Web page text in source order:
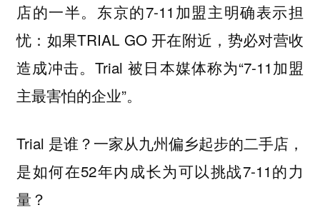
店的一半。东京的7-11加盟主明确表示担
忧：如果TRIAL GO 开在附近，势必对营收
造成冲击。Trial 被日本媒体称为“7-11加盟
主最害怕的企业”。
Trial 是谁？一家从九州偏乡起步的二手店，
是如何在52年内成长为可以挑战7-11的力
量？